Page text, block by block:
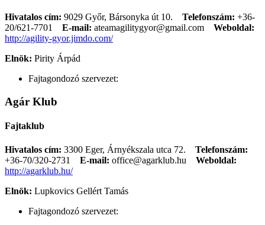
Hivatalos cím: 9029 Győr, Bársonyka út 10. Telefonszám: +36-
20/621-7701
E-mail: ateamagilitygyor@gmail.com
Weboldal:
http://agility-gyor.jimdo.com/
Elnök: Pirity Árpád
Fajtagondozó szervezet:
Agár Klub
Fajtaklub
Hivatalos cím: 3300 Eger, Árnyékszala utca 72. Telefonszám:
+36-70/320-2731
E-mail: office@agarklub.hu
Weboldal:
http://agarklub.hu/
Elnök: Lupkovics Gellért Tamás
Fajtagondozó szervezet: